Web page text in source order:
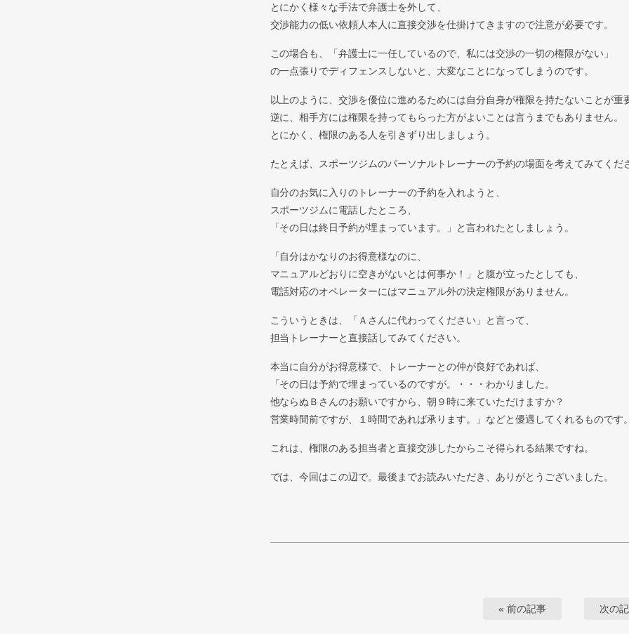
とにかく様々な手法で弁護士を外して、
交渉能力の低い依頼人本人に直接交渉を仕掛けてきますので注意が必要です。
この場合も、「弁護士に一任しているので、私には交渉の一切の権限がない」
の一点張りでディフェンスしないと、大変なことになってしまうのです。
以上のように、交渉を優位に進めるためには自分自身が権限を持たないことが重
逆に、相手方には権限を持ってもらった方がよいことは言うまでもありません。
とにかく、権限のある人を引きずり出しましょう。
たとえば、スポーツジムのパーソナルトレーナーの予約の場面を考えてみてくだ
自分のお気に入りのトレーナーの予約を入れようと、
スポーツジムに電話したところ、
「その日は終日予約が埋まっています。」と言われたとしましょう。
「自分はかなりのお得意様なのに、
マニュアルどおりに空きがないとは何事か！」と腹が立ったとしても、
電話対応のオペレーターにはマニュアル外の決定権限がありません。
こういうときは、「Ａさんに代わってください」と言って、
担当トレーナーと直接話してみてください。
本当に自分がお得意様で、トレーナーとの仲が良好であれば、
「その日は予約で埋まっているのですが。・・・わかりました。
他ならぬＢさんのお願いですから、朝９時に来ていただけますか？
営業時間前ですが、１時間であれば承ります。」などと優遇してくれるものです
これは、権限のある担当者と直接交渉したからこそ得られる結果ですね。
では、今回はこの辺で。最後までお読みいただき、ありがとうございました。
« 前の記事 次の